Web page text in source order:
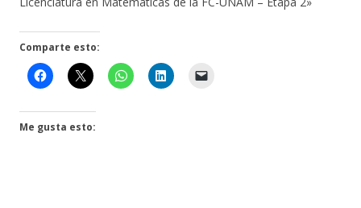
Comparte esto:
Me gusta esto: